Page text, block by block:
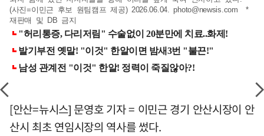
(사진=이민근 후보 원팀캠프 제공) 2026.06.04.photo@newsis.com *
재판매 및 DB 금지
[안산=뉴시스] 문영호 기자 = 이민근 경기 안산시장이 안
산시 최초 연임시장의 역사를 썼다.